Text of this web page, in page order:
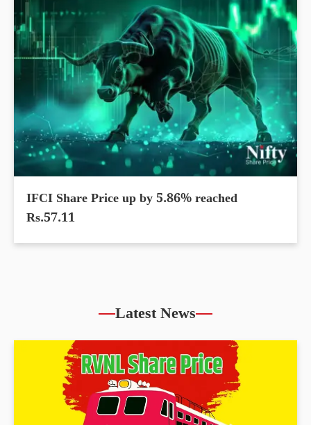
IFCI Share Price up by 5.86% reached
Rs.57.11
Latest News